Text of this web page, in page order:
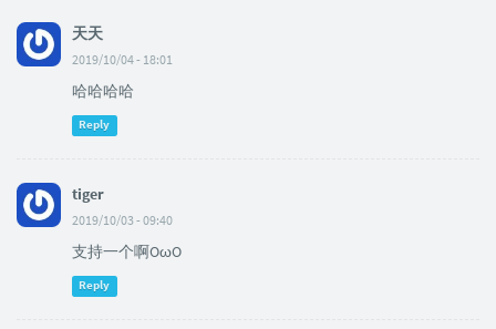
天天
2019/10/04 - 18:01
哈哈哈哈
Reply
tiger
2019/10/03 - 09:40
支持一个啊OωO
Reply